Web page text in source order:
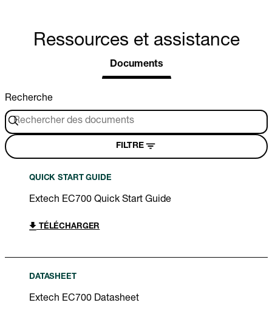
Ressources et assistance
Documents
Recherche
FILTRE
QUICK START GUIDE
Extech EC700 Quick Start Guide
TÉLÉCHARGER
DATASHEET
Extech EC700 Datasheet